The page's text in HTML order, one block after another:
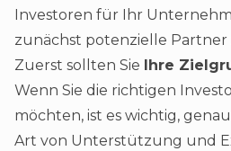
Investoren für Ihr
zunächst potenzielle Partner
Zuerst sollten Sie
Ihre
Wenn Sie die richtigen
möchten, ist es wichtig,
Art von Unterstützung und